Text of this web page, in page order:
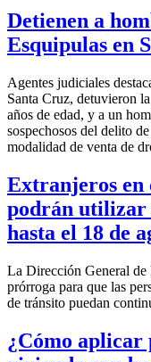
Detienen a
Esquipulas en
Agentes judiciales
Santa Cruz, detuvieron
años de edad, y a un
sospechosos del delito
modalidad de venta de
Extranjeros en
podrán utilizar
hasta el 18 de
La Dirección General
prórroga para que las
de tránsito puedan
¿Cómo aplicar